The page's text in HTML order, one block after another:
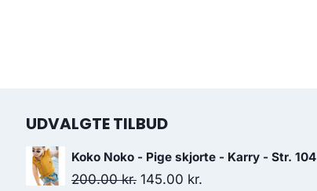
UDVALGTE TILBUD
Koko Noko - Pige skjorte - Karry - Str. 104
200.00kr. Original
145.00 kr.